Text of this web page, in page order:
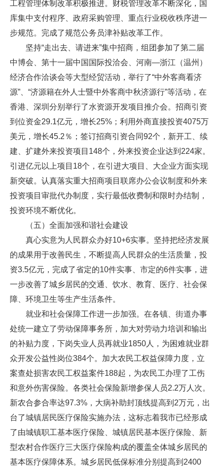
工程管理体制改革积极推进。财税管理改革不断深化，国
库集中支付程序、政府采购管理、重点行业税收秩序进一
步规范。完成了规范公务员津补贴改革工作。
坚持“走出去、请进来”集中招商，组团参加了第二届
中博会、第十一届中国国际投洽会、河南—浙江（温州）
经济合作洽谈会等大型经贸活动，举行了“中外客商看济
源”、“济源籍在外人士暨中外客商中秋济源行”等活动，在
香港、深圳分别举行了水资源开发项目推介会。招商引资
到位资金29.1亿元，增长25%；利用外商直接投资4075万
美元，增长45.2％；签订招商引资合同92个，新开工、续
建、扩建外来投资项目148个，外来投资企业达到224家。
引进亿元以上项目18个，在引进大项目、大企业方面实现
新突破。认真落实重大招商项目联席办公会议制度和外来
投资项目审批代办制度，实行最低收费制和限时办结制，
投资环境不断优化。
（五）全面加强和谐社会建设
真心实意为人民群众办好10+6实事。坚持把经济发展
的成果用于改善民生，不断提高人民群众的生活质量，投
资3.5亿元，完成了省定的10件实事、市定的6件实事，进
一步改善了城乡居民的交通、饮水、教育、医疗、社会保
障、环境卫生等生产生活条件。
就业和社会保障工作进一步加强。在各镇、街道办事
处统一建立了劳动保障事务所，加大对劳动力培训和输出
的补贴力度，下岗失业人员再就业1850人，为困难就业群
众开发公益性岗位384个。加大农民工权益保障力度，立
案查处损害农民工权益案件188起，为农民工办理了工伤
和意外伤害保险。各类社会保险新增参保人员2.2万人次。
新农合参合率达97.3%，大病补助封顶线提高到2万元，出
台了城镇居民医疗保险实施办法，这标志着我市已经形成
了由城镇职工基本医疗保险、城镇居民基本医疗保险、新
型农村合作医疗三大医疗保险构成的覆盖全体城乡居民的
基本医疗保障体系。城乡居民低保标准分别提高到2400